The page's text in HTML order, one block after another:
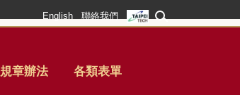
English 聯絡我們
規章辦法
各類表單